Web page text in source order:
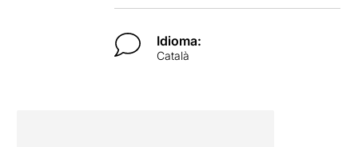
Idioma:
Català